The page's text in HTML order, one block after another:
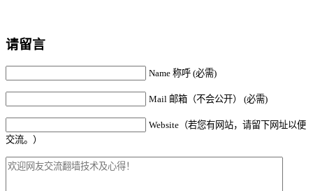
请留言
Name 称呼 (必需)
Mail 邮箱（不会公开） (必需)
Website（若您有网站，请留下网址以便
交流。）